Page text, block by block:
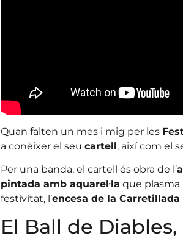
Quan falten un mes i mig per les
a conèixer el seu cartell, així com el
Per una banda, el cartell és obra de l’
pintada amb aquarel·la que plasma
festivitat, l’encesa de la
El Ball de